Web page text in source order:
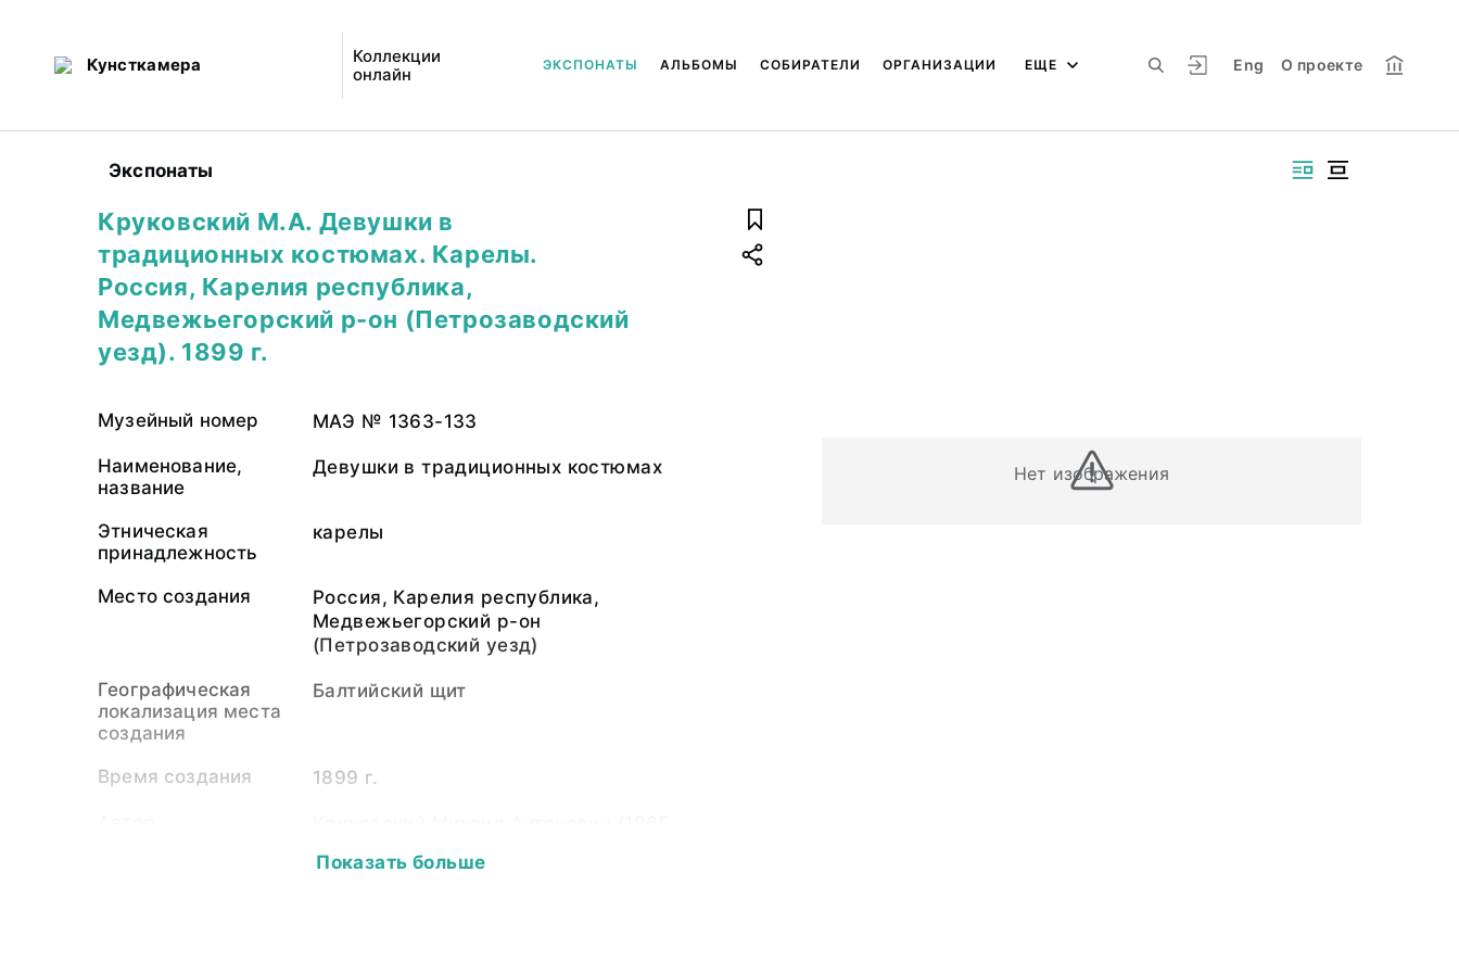
Кунсткамера
Коллекции
онлайн
Eng О проекте
ЭКСПОНАТЫ АЛЬБОМЫ СОБИРАТЕЛИ ОРГАНИЗАЦИИ ЕЩЕ
Экспонаты
Нет изображения
Круковский М.А. Девушки в
традиционных костюмах. Карелы.
Россия, Карелия республика,
Медвежьегорский р-он (Петрозаводский
уезд). 1899 г.
Музейный номер МАЭ № 1363-133
Наименование,
название
Девушки в традиционных костюмах
Этническая
принадлежность
карелы
Место создания
Россия, Карелия республика,
Медвежьегорский р-он
(Петрозаводский уезд)
Географическая
локализация места
создания
Балтийский щит
Время создания 1899 г.
Показать больше